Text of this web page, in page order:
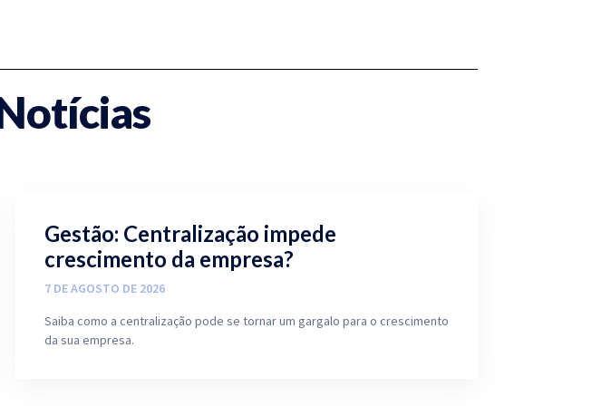
Gestão: Centralização impede
crescimento da empresa?
7 DE AGOSTO DE 2026
Saiba como a centralização pode se tornar um gargalo para o crescimento
da sua empresa.